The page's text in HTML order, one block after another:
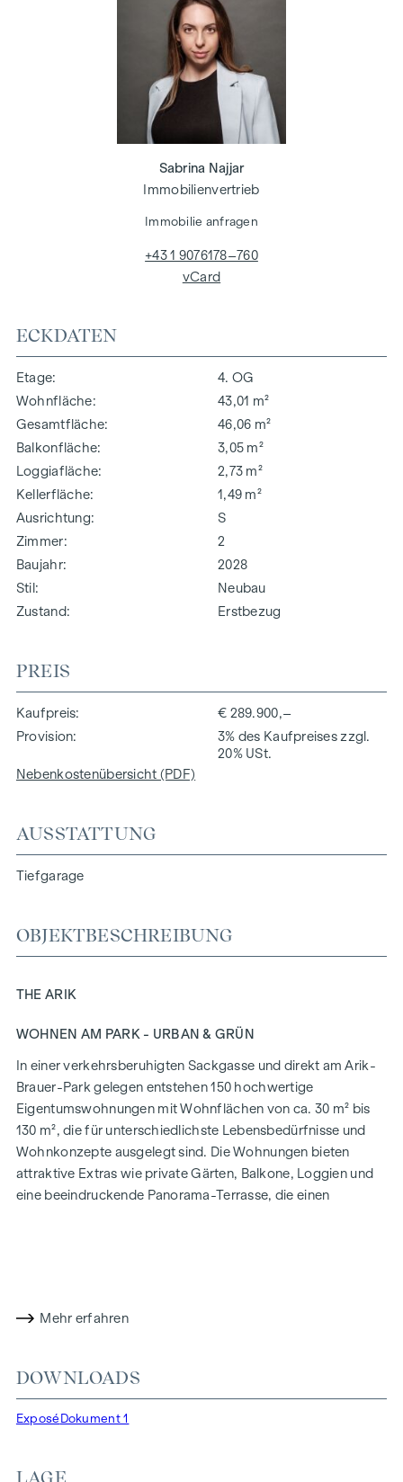
ECKDATEN
Etage
4. OG
Wohnfläche
43,01 m²
Gesamtfläche
46,06 m²
Balkonfläche
3,05 m²
Loggiafläche
2,73 m²
Kellerfläche
1,49 m²
Ausrichtung
S
Zimmer
2
Baujahr
2028
Stil
Neubau
Zustand
Erstbezug
PREIS
Kaufpreis
€ 289.900,–
Provision
3% des Kaufpreises zzgl.
20% USt.
Nebenkostenübersicht (PDF)
AUSSTATTUNG
Tiefgarage
OBJEKTBESCHREIBUNG
THE ARIK
WOHNEN AM PARK - URBAN & GRÜN
In einer verkehrsberuhigten Sackgasse und direkt am Arik-
Brauer-Park gelegen entstehen 150 hochwertige
Eigentumswohnungen mit Wohnflächen von ca. 30 m² bis
130 m², die für unterschiedlichste Lebensbedürfnisse und
Wohnkonzepte ausgelegt sind. Die Wohnungen bieten
attraktive Extras wie private Gärten, Balkone, Loggien und
eine beeindruckende Panorama-Terrasse, die einen
garantieren eine nachhaltige und effiziente
Mehr Infos unter:WOHNEN AM PARK, 1160 Wien,
Herbststraße – Winegg
Mehr erfahren
DOWNLOADS
Exposé Dokument 1
Sabrina Najjar
Immobilienvertrieb
Immobilie anfragen
+43 1 9076178–760
vCard